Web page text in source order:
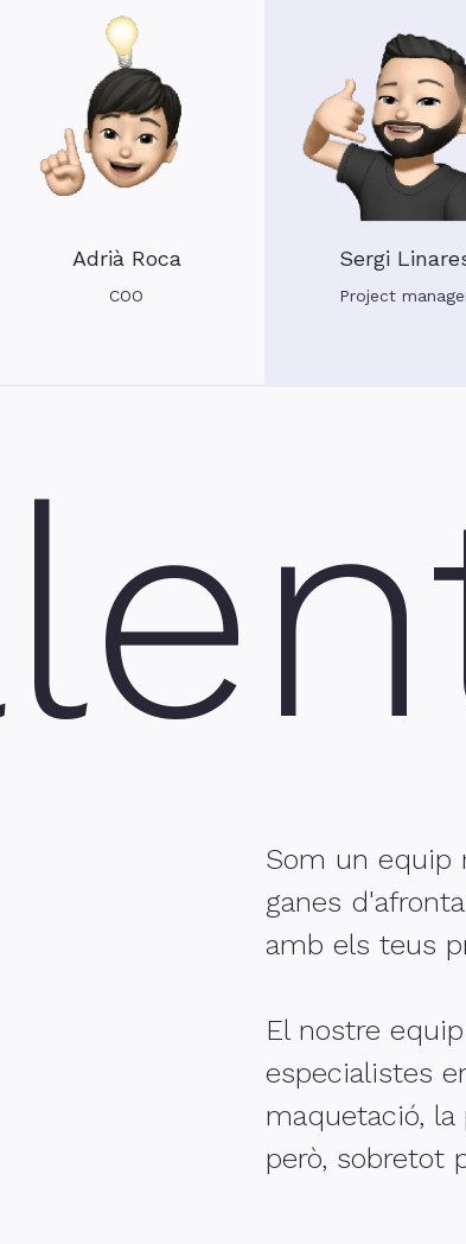
Som un equip
ganes
amb els teus
El nostre
especialistes
maquetació, la
però, sobretot
Adrià Roca
COO
Sergi
Project